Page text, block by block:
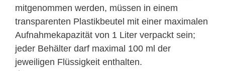
mitgenommen werden, müssen in einem
transparenten Plastikbeutel mit einer maximalen
Aufnahmekapazität von 1 Liter verpackt sein;
jeder Behälter darf maximal 100 ml der
jeweiligen Flüssigkeit enthalten.